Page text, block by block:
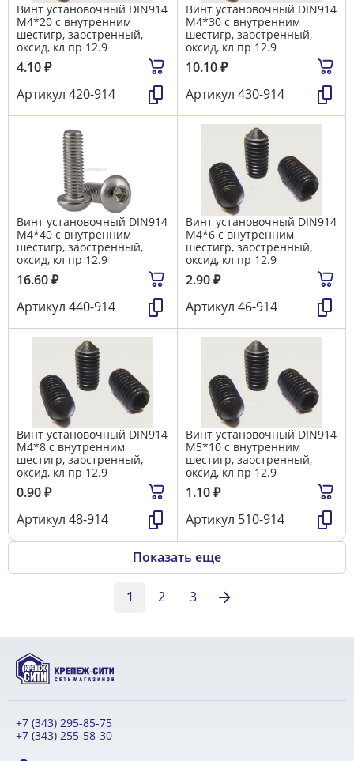
Винт установочный DIN914
М4*20 с внутренним
шестигр, заостренный,
оксид, кл пр 12.9
4.10₽
Артикул 420-914
Винт установочный DIN914
М4*30 с внутренним
шестигр, заостренный,
оксид, кл пр 12.9
10.10₽
Артикул 430-914
Винт установочный DIN914
М4*40 с внутренним
шестигр, заостренный,
оксид, кл пр 12.9
16.60₽
Артикул 440-914
Винт установочный DIN914
М4*6 с внутренним
шестигр, заостренный,
оксид, кл пр 12.9
2.90₽
Артикул 46-914
Винт установочный DIN914
М4*8 с внутренним
шестигр, заостренный,
оксид, кл пр 12.9
0.90₽
Артикул 48-914
Винт установочный DIN914
М5*10 с внутренним
шестигр, заостренный,
оксид, кл пр 12.9
1.10₽
Артикул 510-914
Показать еще
1 2 3
+7 (343) 295-85-75
+7 (343) 255-58-30